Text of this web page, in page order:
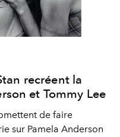
recréent la
et Tommy Lee
de faire
sur Pamela Anderson